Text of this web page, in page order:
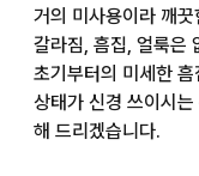
거의 미사용이라 깨
갈라짐, 흠집, 얼룩은
초기부터의 미세한
상태가 신경 쓰이시
해 드리겠습니다.